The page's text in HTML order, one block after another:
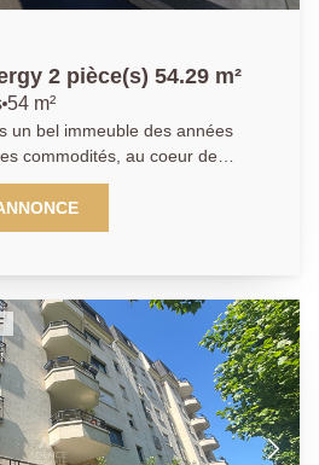
2 pièce(s) 54.29 m²
54 m²
un bel immeuble des années
commodités, au coeur de
sur la Marina, appartement
sur le secteur, vous charmera
une entrée, une
avec placard et une salle de
au sous-sol complète ce